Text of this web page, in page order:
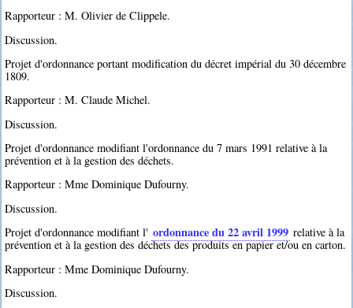
Rapporteur : M. Olivier de Clippele.
Discussion.
Projet d'ordonnance portant modification du décret impérial du 30 décembre
1809.
Rapporteur : M. Claude Michel.
Discussion.
Projet d'ordonnance modifiant l'ordonnance du 7 mars 1991 relative à la
prévention et à la gestion des déchets.
Rapporteur : Mme Dominique Dufourny.
Discussion.
Projet d'ordonnance modifiant l' ordonnance du 22 avril 1999 relative à la
prévention et à la gestion des déchets des produits en papier et/ou en carton.
Rapporteur : Mme Dominique Dufourny.
Discussion.